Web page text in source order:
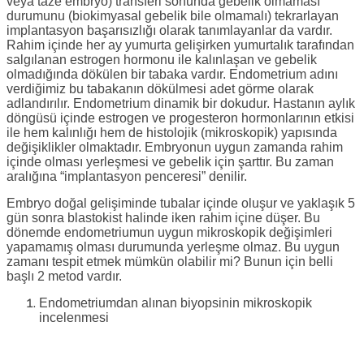
durumunu (biokimyasal gebelik bile olmamalı) tekrarlayan
implantasyon başarısızlığı olarak tanımlayanlar da vardır.
Rahim içinde her ay yumurta gelişirken yumurtalık tarafından
salgılanan estrogen hormonu ile kalınlaşan ve gebelik
olmadığında dökülen bir tabaka vardır. Endometrium adını
verdiğimiz bu tabakanın dökülmesi adet görme olarak
adlandırılır. Endometrium dinamik bir dokudur. Hastanın aylık
döngüsü içinde estrogen ve progesteron hormonlarının etkisi
ile hem kalınlığı hem de histolojik (mikroskopik) yapısında
değişiklikler olmaktadır. Embryonun uygun zamanda rahim
içinde olması yerleşmesi ve gebelik için şarttır. Bu zaman
aralığına “implantasyon penceresi” denilir.
Embryo doğal gelişiminde tubalar içinde oluşur ve yaklaşık 5
gün sonra blastokist halinde iken rahim içine düşer. Bu
dönemde endometriumun uygun mikroskopik değişimleri
yapamamış olması durumunda yerleşme olmaz. Bu uygun
zamanı tespit etmek mümkün olabilir mi? Bunun için belli
başlı 2 metod vardır.
Endometriumdan alınan biyopsinin mikroskopik
incelenmesi